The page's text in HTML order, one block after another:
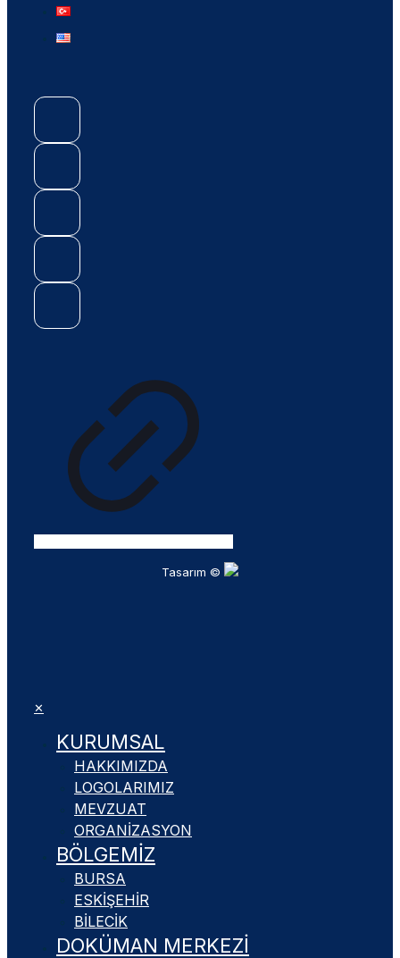
Tasarım ©
✕
KURUMSAL
HAKKIMIZDA
LOGOLARIMIZ
MEVZUAT
ORGANIZASYON
BÖLGEMIZ
BURSA
ESKIŞEHIR
BILECIK
DOKÜMAN MERKEZİ